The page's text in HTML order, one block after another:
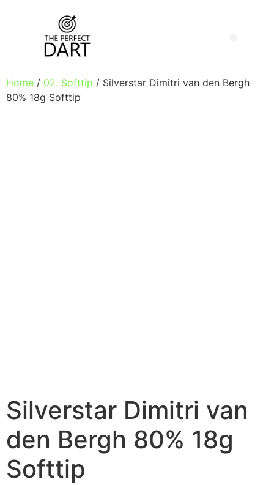
Home / 02. Softtip / Silverstar Dimitri van den Bergh
80% 18g Softtip
Silverstar Dimitri van
den Bergh 80% 18g
Softtip